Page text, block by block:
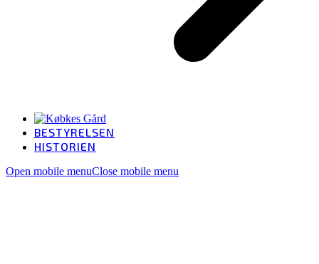
BESTYRELSEN
HISTORIEN
Open mobile menuClose mobile menu